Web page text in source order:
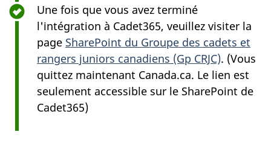
Une fois que vous avez terminé
l'intégration à Cadet365, veuillez visiter la
page SharePoint du Groupe des cadets et
rangers juniors canadiens (Gp CRJC). (Vous
quittez maintenant Canada.ca. Le lien est
seulement accessible sur le SharePoint de
Cadet365)